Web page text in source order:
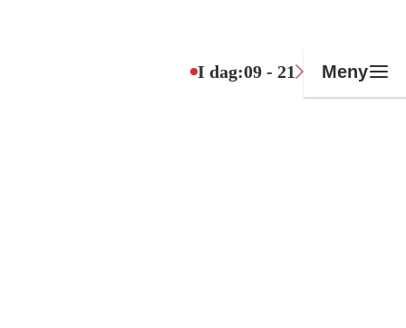
I dag:09 - 21 Meny